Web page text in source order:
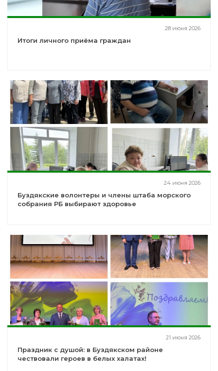
28 июня 2026
Итоги личного приёма граждан
24 июня 2026
Буздякские волонтеры и члены штаба морского
собрания РБ выбирают здоровье
21 июня 2026
Праздник с душой: в Буздякском районе
чествовали героев в белых халатах!